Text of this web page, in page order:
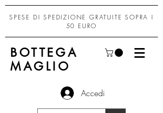
SPESE DI SPEDIZIONE GRATUITE SOPRA I
50 EURO
BOTTEGA
MAGLIO
Accedi